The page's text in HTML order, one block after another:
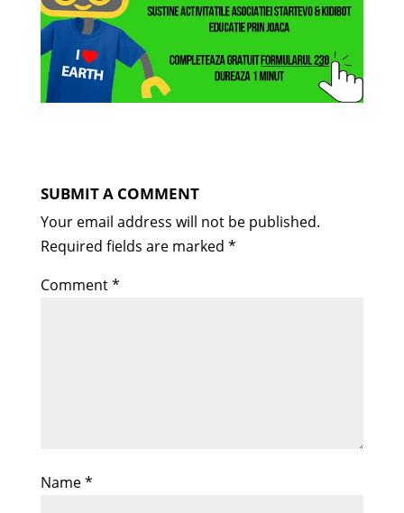
SUBMIT A COMMENT
Your email address will not be published.
Required fields are marked *
Comment*
Name*